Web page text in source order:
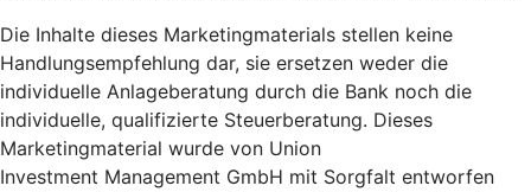
Die Inhalte dieses Marketingmaterials stellen keine
Handlungsempfehlung dar, sie ersetzen weder die
individuelle Anlageberatung durch die Bank noch die
individuelle, qualifizierte Steuerberatung. Dieses
Marketingmaterial wurde von Union
Investment Management GmbH mit Sorgfalt entworfen